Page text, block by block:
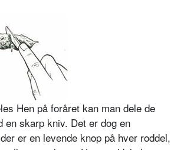
Hen på foråret kan man dele de
en skarp kniv. Det er dog en
er en levende knop på hver roddel,